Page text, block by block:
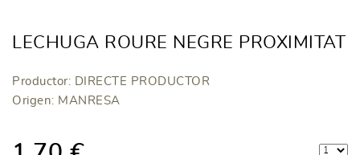
LECHUGA ROURE NEGRE PROXIMITAT
Productor: DIRECTE PRODUCTOR
Origen: MANRESA